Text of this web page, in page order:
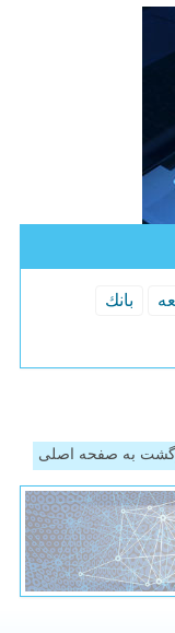
بانك
به صفحه اصلی